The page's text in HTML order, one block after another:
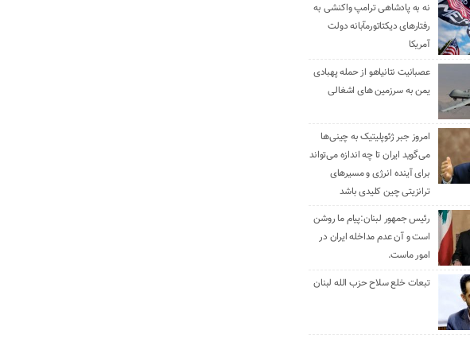
نه به پادشاهی ترامپ واکنشی به
رفتارهای دیکتاتورمآبانه دولت
آمریکا
عصبانیت نتانیاهو از حمله پهبادی
یمن به سرزمین های اشغالی
امروز جبر ژئوپلیتیک به چینی‌ها
می‌گوید ایران تا چه اندازه می‌تواند
برای آینده انرژی و مسیرهای
ترانزیتی چین کلیدی باشد
رئیس جمهور لبنان:پیام ما روشن
است و آن عدم مداخله ایران در
امور ماست.
تبعات خلع سلاح حزب الله لبنان